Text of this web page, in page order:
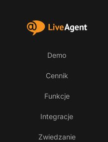
Demo
Cennik
Funkcje
Integracje
Zwiedzanie